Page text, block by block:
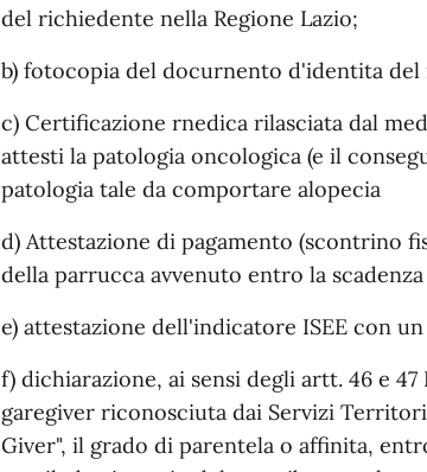
del richiedente nella Regione Lazio;
b) fotocopia del docurnento d'identita
c) Certificazione rnedica rilasciata dal
attesti la patologia oncologica (e il
patologia tale da comportare alopecia
d) Attestazione di pagamento (scontrino
della parrucca avvenuto entro la
e) attestazione dell'indicatore ISEE con
f) dichiarazione, ai sensi degli artt. 46 e
garegiver riconosciuta dai Servizi
Giver", il grado di parentela o affinita,